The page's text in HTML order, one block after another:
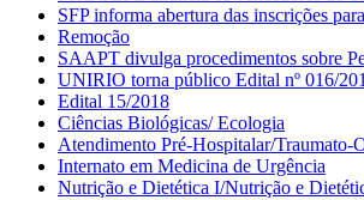
SFP informa abertura das inscrições
Remoção
SAAPT divulga procedimentos sobre
UNIRIO torna público Edital nº 016/
Edital 15/2018
Ciências Biológicas/ Ecologia
Atendimento Pré-Hospitalar/Traumato-
Internato em Medicina de Urgência
Nutrição e Dietética I/Nutrição e